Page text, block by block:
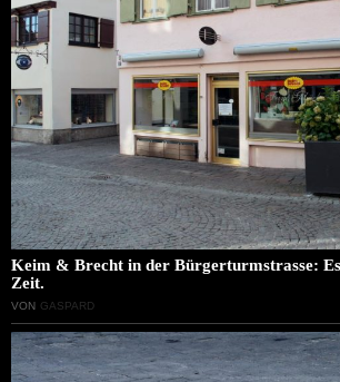
Keim & Brecht in der Bürgerturmstrasse:
Zeit.
VON GASPARD